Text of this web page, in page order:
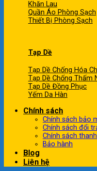
Khăn Lau
Quần Áo Phòng Sạch
Thiết Bị Phòng Sạch
Tạp Dề
Tạp Dề Chống Hóa
Tạp Dề Chống Thấm
Tạp Dề Đồng Phục
Yếm Da Hàn
Chính sách
Chính sách bảo
Chính sách đổi
Chính sách
Bảo hành
Blog
Liên hệ